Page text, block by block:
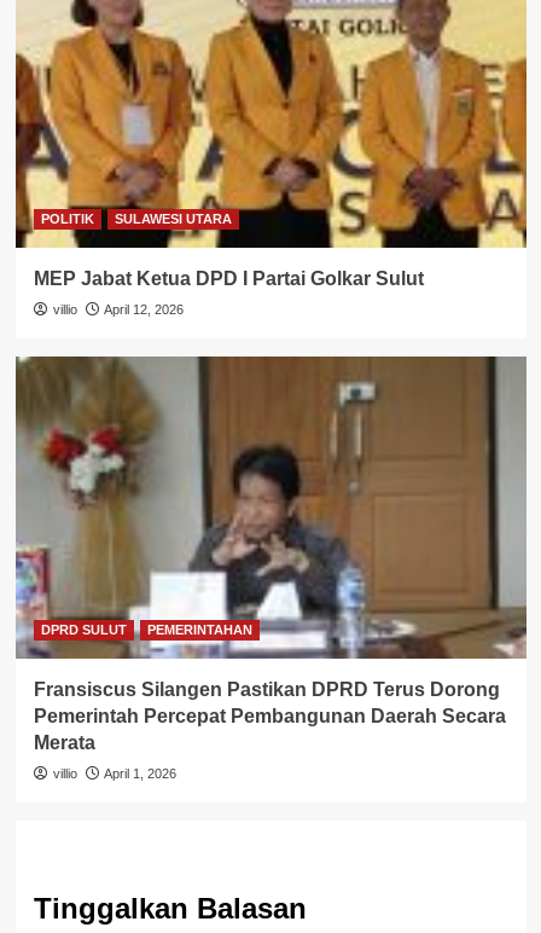
POLITIK SULAWESI UTARA
MEP Jabat Ketua DPD I Partai Golkar Sulut
villio April 12, 2026
DPRD SULUT PEMERINTAHAN
Fransiscus Silangen Pastikan DPRD Terus Dorong
Pemerintah Percepat Pembangunan Daerah Secara
Merata
villio April 1, 2026
Tinggalkan Balasan